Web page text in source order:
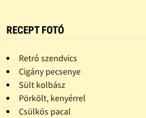
RECEPT FOTÓ
Retró szendvics
Cigány pecsenye
Sült kolbász
Pörkölt, kenyérrel
Csülkös pacal